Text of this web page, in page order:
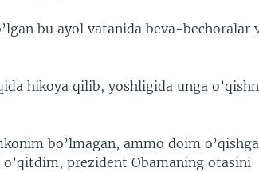
bu ayol vatanida beva-bechoralar
hikoya qilib, yoshligida unga
bo’lmagan, ammo doim o’qishga
prezident Obamaning otasini